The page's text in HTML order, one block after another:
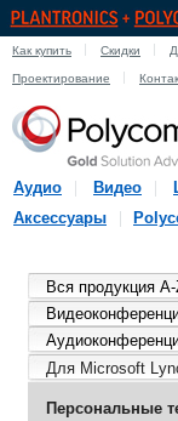
Как купить Скидки
Проектирование
Аудио
Видео
Аксессуары
Вся продукция
Для Microsoft
Персональные